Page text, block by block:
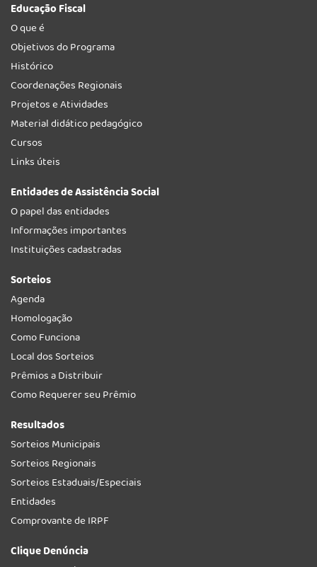
Educação Fiscal
O que é
Objetivos do Programa
Histórico
Coordenações Regionais
Projetos e Atividades
Material didático pedagógico
Cursos
Links úteis
Entidades de Assistência Social
O papel das entidades
Informações importantes
Instituições cadastradas
Sorteios
Agenda
Homologação
Como Funciona
Local dos Sorteios
Prêmios a Distribuir
Como Requerer seu Prêmio
Resultados
Sorteios Municipais
Sorteios Regionais
Sorteios Estaduais/Especiais
Entidades
Comprovante de IRPF
Clique Denúncia